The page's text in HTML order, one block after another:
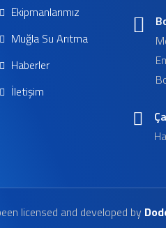
Ekipmanlarımız
Muğla Su Arıtma
Haberler
İletişim
licensed and developed by